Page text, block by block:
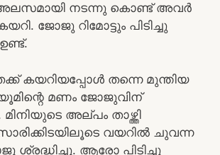
, അലസമായി നടന്നു കൊണ്ട് അവർ
ജോജു റിമോട്ടും പിടിച്ചു
കയറിയപ്പോൾ തന്നെ മുന്തിയ
മണം ജോജുവിന്‌
മിനിയുടെ അല്പം താഴ്ത്തി
വയറിൽ ചുവന്ന
ശ്രദ്ധിച്ചു. ആരോ പിടിച്ചു